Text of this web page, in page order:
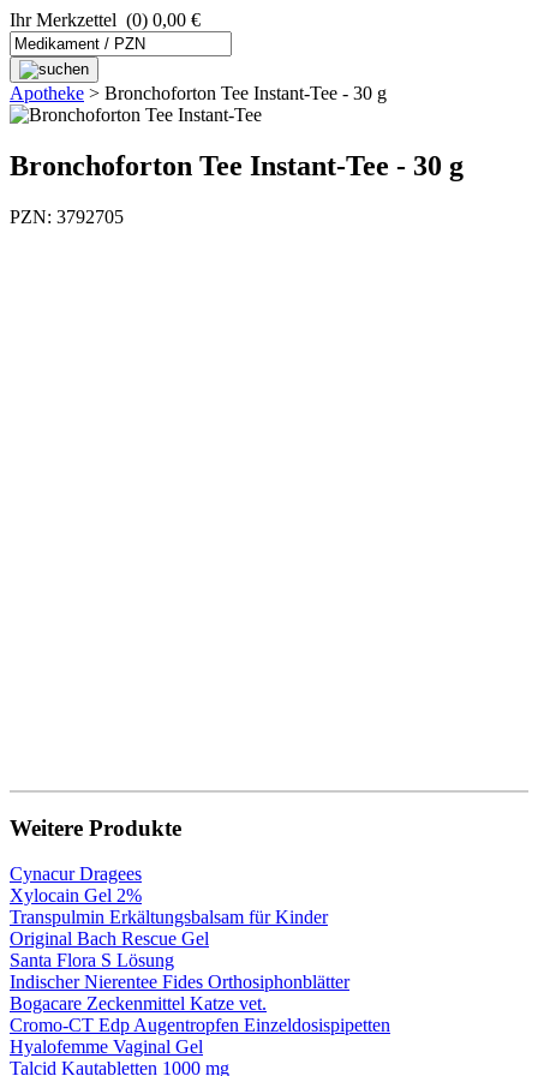
Ihr Merkzettel (0) 0,00 €
Apotheke > Bronchoforton Tee Instant-Tee - 30 g
Bronchoforton Tee Instant-Tee - 30 g
PZN: 3792705
Weitere Produkte
Cynacur Dragees
Xylocain Gel 2%
Transpulmin Erkältungsbalsam für Kinder
Original Bach Rescue Gel
Santa Flora S Lösung
Indischer Nierentee Fides Orthosiphonblätter
Bogacare Zeckenmittel Katze vet.
Cromo-CT Edp Augentropfen Einzeldosispipetten
Hyalofemme Vaginal Gel
Talcid Kautabletten 1000 mg